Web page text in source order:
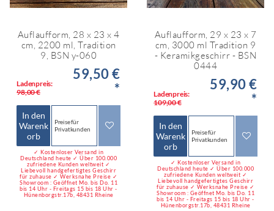
Auflaufform, 28 x 23 x 4
cm, 2200 ml, Tradition
9, BSN y-060
Ladenpreis:
98,00 €
59,50 €
*
In den
Warenk
orb
Preise für
Privatkunden
✓ Kostenloser Versand in
Deutschland heute ✓ Über 100.000
zufriedene Kunden weltweit ✓
Liebevoll handgefertigtes Geschirr
für zuhause ✓ Werksnahe Preise ✓
Showroom : Geöffnet Mo. bis Do. 11
bis 14 Uhr - Freitags 15 bis 18 Uhr -
Hünenborgstr.17b, 48431 Rheine
Auflaufform, 29 x 23 x 7
cm, 3000 ml Tradition 9
- Keramikgeschirr - BSN
0444
Ladenpreis:
109,00 €
59,90 €
*
In den
Warenk
orb
Preise für
Privatkunden
✓ Kostenloser Versand in
Deutschland heute ✓ Über 100.000
zufriedene Kunden weltweit ✓
Liebevoll handgefertigtes Geschirr
für zuhause ✓ Werksnahe Preise ✓
Showroom : Geöffnet Mo. bis Do. 11
bis 14 Uhr - Freitags 15 bis 18 Uhr -
Hünenborgstr.17b, 48431 Rheine